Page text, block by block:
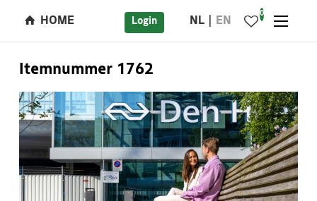
HOME Login NL EN
0
Itemnummer 1762